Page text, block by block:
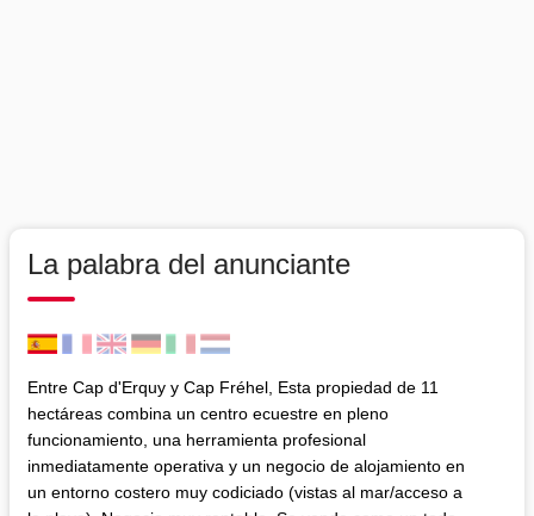
La palabra del anunciante
Entre Cap d'Erquy y Cap Fréhel, Esta propiedad de 11
hectáreas combina un centro ecuestre en pleno
funcionamiento, una herramienta profesional
inmediatamente operativa y un negocio de alojamiento en
un entorno costero muy codiciado (vistas al mar/acceso a